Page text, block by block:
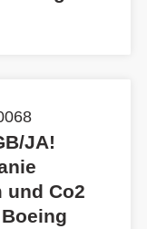
JA!
und Co2